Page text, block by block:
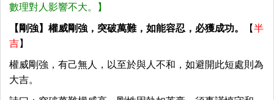
數理對人影響不大。】
【剛強】權威剛強，突破萬難，如能容忍，必獲成功。 【半
吉】
權威剛強，有己無人，以至於與人不和，如避開此短處則為
大吉。